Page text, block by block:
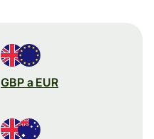
GBP a EUR